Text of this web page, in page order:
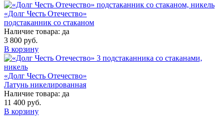
«Долг Честь Отечество»
подстаканник со стаканом
Наличие товара: да
3 800 руб.
В корзину
«Долг Честь Отечество»
Латунь никелированная
Наличие товара: да
11 400 руб.
В корзину